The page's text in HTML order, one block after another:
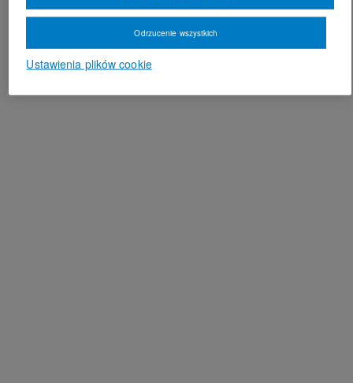
Ustawienia plików cookie
Odrzucenie wszystkich